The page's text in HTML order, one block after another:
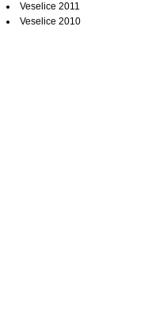
Veselice 2011
Veselice 2010